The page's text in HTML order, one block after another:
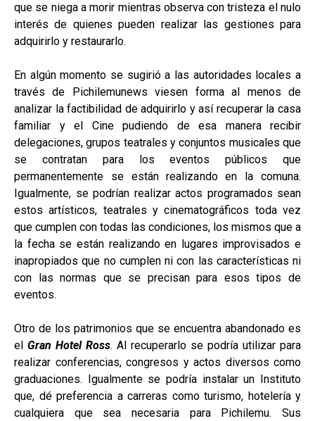
que se niega a morir mientras observa con tristeza el nulo
interés de quienes pueden realizar las gestiones para
adquirirlo y restaurarlo.
En algún momento se sugirió a las autoridades locales a
través de Pichilemunews viesen forma al menos de
analizar la factibilidad de adquirirlo y así recuperar la casa
familiar y el Cine pudiendo de esa manera recibir
delegaciones, grupos teatrales y conjuntos musicales que
se contratan para los eventos públicos que
permanentemente se están realizando en la comuna.
Igualmente, se podrían realizar actos programados sean
estos artísticos, teatrales y cinematográficos toda vez
que cumplen con todas las condiciones, los mismos que a
la fecha se están realizando en lugares improvisados e
inapropiados que no cumplen ni con las características ni
con las normas que se precisan para esos tipos de
eventos.
Otro de los patrimonios que se encuentra abandonado es
el Gran Hotel Ross. Al recuperarlo se podría utilizar para
realizar conferencias, congresos y actos diversos como
graduaciones. Igualmente se podría instalar un Instituto
que, dé preferencia a carreras como turismo, hotelería y
cualquiera que sea necesaria para Pichilemu. Sus